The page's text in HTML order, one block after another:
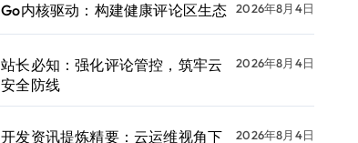
Go内核驱动：构建健康评论区生态 2026年8月4日
站长必知：强化评论管控，筑牢云
安全防线
2026年8月4日
开发资讯提炼精要：云运维视角下
2026年8月4日